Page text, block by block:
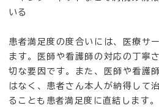
いる
患者満足度の度合いには、医療サ
ます。医師や看護師の対応の丁寧
切な要因です。また、医師や看護
はなく、患者さん本人が納得して
ることも患者満足度に直結します。